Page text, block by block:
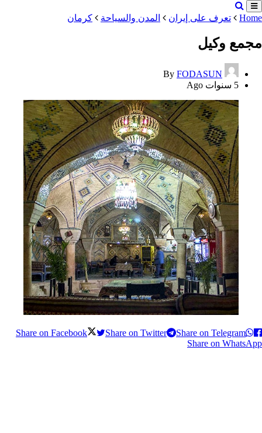
Home تعرف على إيران المدن والسياحة کرمان
مجمع وكيل
By FODASUN
5 سنوات Ago
Share on Facebook Share on Twitter
Share on Telegram
Share on WhatsApp